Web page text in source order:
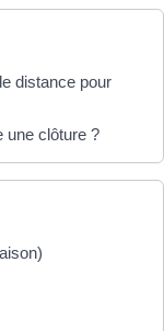
distance pour
une clôture ?